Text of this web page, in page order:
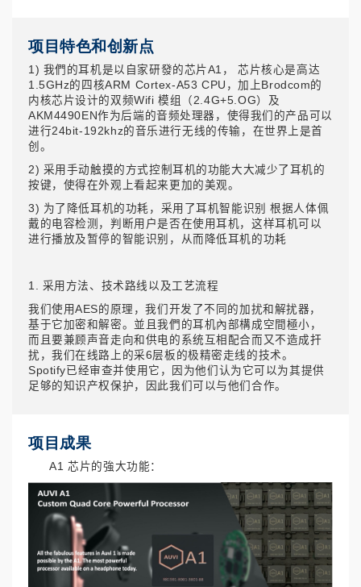
项目特色和创新点
1) 我們的耳机是以自家研發的芯片A1， 芯片核心是高达
1.5GHz的四核ARM Cortex-A53 CPU，加上Brodcom的
内核芯片设计的双频Wifi 模组（2.4G+5.OG）及
AKM4490EN作为后端的音频处理器，使得我们的产品可以
进行24bit-192khz的音乐进行无线的传输，在世界上是首
创。
2) 采用手动触摸的方式控制耳机的功能大大减少了耳机的
按键，使得在外观上看起来更加的美观。
3) 为了降低耳机的功耗，采用了耳机智能识别 根据人体佩
戴的电容检测，判断用户是否在使用耳机，这样耳机可以
进行播放及暂停的智能识别，从而降低耳机的功耗
1. 采用方法、技术路线以及工艺流程
我们使用AES的原理，我们开发了不同的加扰和解扰器，
基于它加密和解密。並且我們的耳机內部構成空間極小，
而且要兼顾声音走向和供电的系统互相配合而又不造成扞
扰，我们在线路上的采6层板的极精密走线的技术。
Spotify已经审查并使用它，因为他们认为它可以为其提供
足够的知识产权保护，因此我们可以与他们合作。
项目成果
A1 芯片的強大功能：